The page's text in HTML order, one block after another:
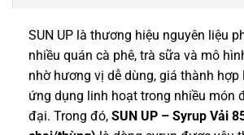
SUN UP là thương hiệu nguyên liệu
nhiều quán cà phê, trà sữa và mô
nhờ hương vị dễ dùng, giá thành hợp
ứng dụng linh hoạt trong nhiều món
đại. Trong đó, SUN UP – Syrup Vải